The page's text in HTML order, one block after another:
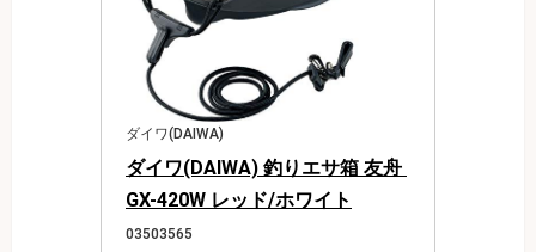
ダイワ(DAIWA)
ダイワ(DAIWA) 釣りエサ箱 友舟
GX-420W レッド/ホワイト
03503565